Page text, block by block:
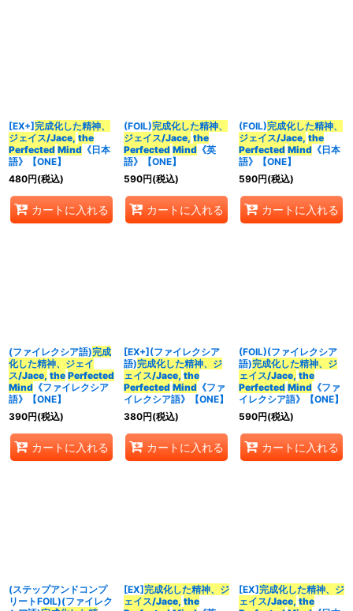
[EX+]完成化した精神、
ジェイス/Jace, the
Perfected Mind 《日本
語》【ONE】
480円(税込)
カートに入れる
(FOIL)完成化した精神、
ジェイス/Jace, the
Perfected Mind《英
語》【ONE】
590円(税込)
カートに入れる
(FOIL)完成化した精神、
ジェイス/Jace, the
Perfected Mind《日本
語》【ONE】
590円(税込)
カートに入れる
(ファイレクシア語)完成
化した精神、ジェイ
ス/Jace, the Perfected
Mind 《ファイレクシア
語》【ONE】
390円(税込)
カートに入れる
[EX+](ファイレクシア
語)完成化した精神、ジ
ェイス/Jace, the
Perfected Mind《ファ
イレクシア語》【ONE】
380円(税込)
カートに入れる
(FOIL)(ファイレクシア
語)完成化した精神、ジ
ェイス/Jace, the
Perfected Mind《ファ
イレクシア語》【ONE】
590円(税込)
カートに入れる
(ステップアンドコンプ
リートFOIL)(ファイレク
[EX]完成化した精神、ジ
ェイス/Jace, the
[EX]完成化した精神、ジ
ェイス/Jace, the